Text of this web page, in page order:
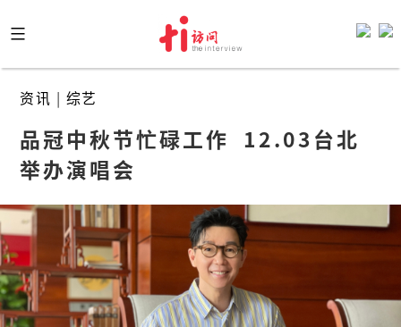
to
content
资讯 | 综艺
品冠中秋节忙碌工作  12.03台北
举办演唱会